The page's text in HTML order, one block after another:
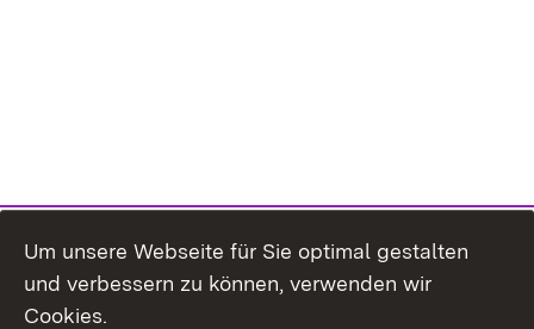
Um unsere Webseite für Sie optimal gestalten
und verbessern zu können, verwenden wir
Cookies.